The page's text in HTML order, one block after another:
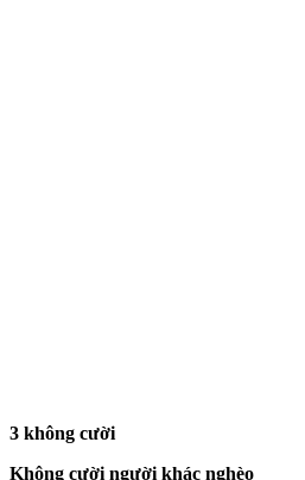
3 không cười
Không cười người khác nghèo